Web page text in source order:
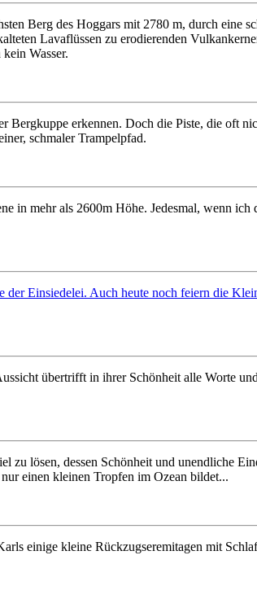
Berg des Hoggars mit 2780 m, durch eine
Lavaflüssen zu erodierenden
Wasser.
erkennen. Doch die Piste, die oft
schmaler Trampelpfad.
in mehr als 2600m Höhe. Jedesmal, wenn
Einsiedelei. Auch heute noch feiern die
übertrifft in ihrer Schönheit alle Worte
zu lösen, dessen Schönheit und unendliche
einen kleinen Tropfen im Ozean bildet...
einige kleine Rückzugseremitagen mit